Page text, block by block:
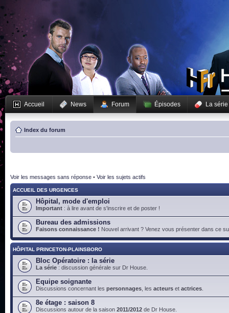
Accueil News Forum Épisodes La série
Index du forum
Voir les messages sans réponse • Voir les sujets actifs
ACCUEIL DES URGENCES
Hôpital, mode d'emploi
Important : à lire avant de s'inscrire et de poster !
Bureau des admissions
Faisons connaissance ! Nouvel arrivant ? Venez vous présenter dans ce
HÔPITAL PRINCETON-PLAINSBORO
Bloc Opératoire : la série
La série : discussion générale sur Dr House.
Equipe soignante
Discussions concernant les personnages , les acteurs et actrices
8e étage : saison 8
Discussions autour de la saison 2011/2012 de Dr House.